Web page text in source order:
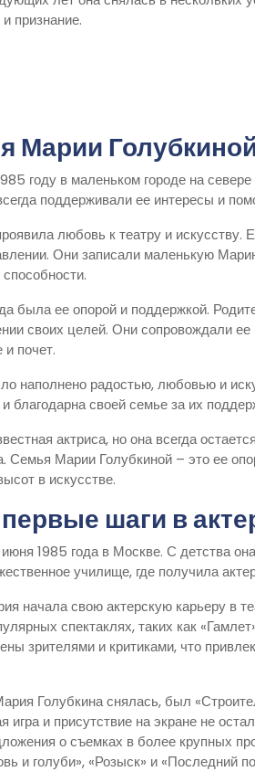
признание.
Марии
году в маленьком городе на
поддерживали ее интересы и
любовь к театру и искусству.
Они записали маленькую
была ее опорой и поддержкой.
своих целей. Они сопровождали
почет.
наполнено радостью, любовью и
благодарна своей семье за их
актриса, но она всегда
Семья Марии Голубкиной – это ее
в искусстве.
шаги в
1985 года в Москве. С детства
училище, где получила
начала свою актерскую карьеру в
спектаклях, таких как
зрителями и критиками, что
Голубкина снялась, был
игра и присутствие на экране не
о съемках в более крупных
и голуби», «Розыск» и «Последний